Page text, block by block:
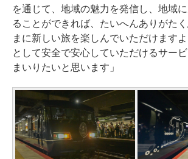
を通じて、地域の魅力を発信し、地域
ることができれば、たいへんありがた
まに新しい旅を楽しんでいただけます
として安全で安心していただけるサー
まいりたいと思います」